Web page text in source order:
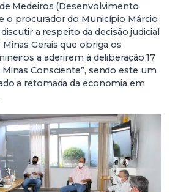
Medeiros (Desenvolvimento
o procurador do Município Márcio
a respeito da decisão judicial
Gerais que obriga os
a aderirem à deliberação 17
Consciente”, sendo este um
a retomada da economia em